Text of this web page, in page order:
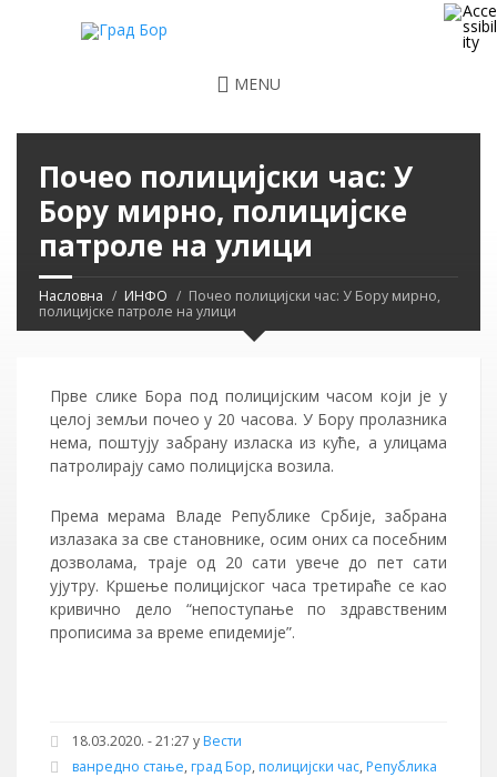
MENU
Почео полицијски час: У
Бору мирно, полицијске
патроле на улици
Насловна ИНФО
Почео полицијски час: У Бору мирно,
полицијске патроле на улици
Прве слике Бора под полицијским часом који је у
целој земљи почео у 20 часова. У Бору пролазника
нема, поштују забрану изласка из куће, а улицама
патролирају само полицијска возила.
Према мерама Владе Републике Србије, забрана
излазака за све становнике, осим оних са посебним
дозволама, траје од 20 сати увече до пет сати
ујутру. Кршење полицијског часа третираће се као
кривично дело “непоступање по здравственим
прописима за време епидемије”.
18.03.2020. - 21:27 уВести
ванредно стање,град Бор,полицијски час,Република